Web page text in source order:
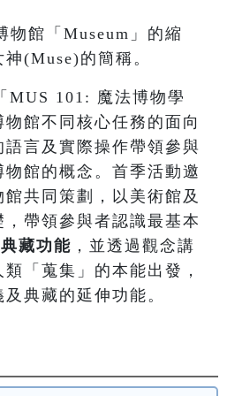
物館「Museum」的縮
(Muse)的簡稱。
MUS 101: 魔法博物學
館不同核心任務的面向
言及實際操作帶領參與
館的概念。首季活動邀
共同策劃，以美術館及
帶領參與者認識最基本
藏功能 ，並透過觀念講
「蒐集」的本能出發，
典藏的延伸功能。